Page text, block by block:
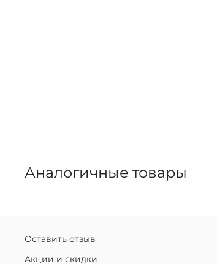
Аналогичные товары
Оставить отзыв
Акции и скидки